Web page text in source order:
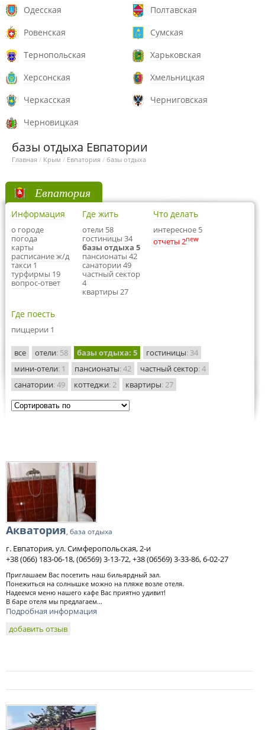
Одесская
Полтавская
Ровенская
Сумская
Тернопольская
Харьковская
Херсонская
Хмельницкая
Черкасская
Черниговская
Черновицкая
базы отдыха Евпатории
Главная / Крым / Евпатория / базы отдыха
Евпатория
Информация
о городе
погода
карты
расписание ж/д
такси 1
турфирмы 19
вопрос-ответ
Где жить
отели 58
гостиницы 34
базы отдыха 5
пансионаты 42
санатории 49
частный сектор
4
квартиры 27
Что делать
интересное 5
отчеты 2new
Где поесть
пиццерии 1
все отели: 58 базы отдыха: 5 гостиницы: 34
мини-отели: 1 пансионаты: 42 частный сектор: 4
санатории: 49 коттеджи: 2 квартиры: 27
Акватория, база отдыха
г. Евпатория, ул. Симферопольская, 2-и
+38 (066) 183-06-18, (06569) 3-13-72, +38 (06569) 3-33-86, 6-02-27
Приглашаем Вас посетить наш бильярдный зал.
Понежиться на солнышке можно на пляже возле отеля.
Надеемся меню нашего кафе Вас приятно удивит!
В баре отеля мы предлагаем...
Подробная информация
добавить отзыв